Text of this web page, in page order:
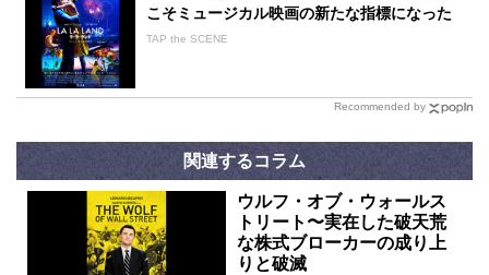
こそミュージカル映画の新たな指標になった
TAP the SCENE
Recommended by
関連するコラム
ウルフ・オブ・ウォールス
トリート〜実在した破天荒
な株式ブローカーの成り上
りと破滅